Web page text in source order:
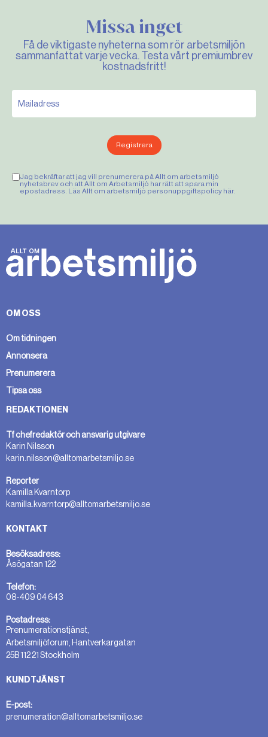
Missa inget
Få de viktigaste nyheterna som rör arbetsmiljön
sammanfattat varje vecka. Testa vårt premiumbrev
kostnadsfritt!
Registrera
Jag bekräftar att jag vill prenumerera på Allt om arbetsmiljö
nyhetsbrev och att Allt om Arbetsmiljö har rätt att spara min
epostadress. Läs Allt om arbetsmiljö personuppgiftspolicy här.
OM OSS
Om tidningen
Annonsera
Prenumerera
Tipsa oss
REDAKTIONEN
Tf chefredaktör och ansvarig utgivare
Karin Nilsson
karin.nilsson@alltomarbetsmiljo.se
Reporter
Kamilla Kvarntorp
kamilla.kvarntorp@alltomarbetsmiljo.se
KONTAKT
Besöksadress:
Åsögatan 122
Telefon:
08-409 04 643
Postadress:
Prenumerationstjänst,
Arbetsmiljöforum, Hantverkargatan
25B 112 21 Stockholm
KUNDTJÄNST
E-post:
prenumeration@alltomarbetsmiljo.se